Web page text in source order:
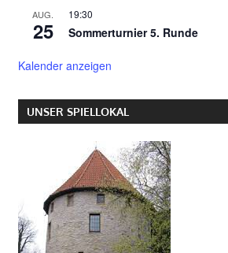
AUG.
25
19:30
Sommerturnier 5. Runde
Kalender anzeigen
UNSER SPIELLOKAL